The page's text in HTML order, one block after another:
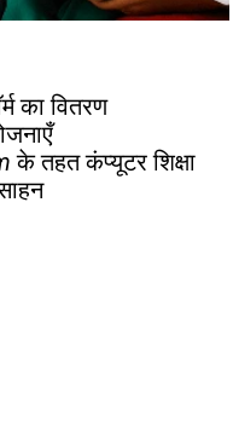
का वितरण
के तहत कंप्यूटर शिक्षा